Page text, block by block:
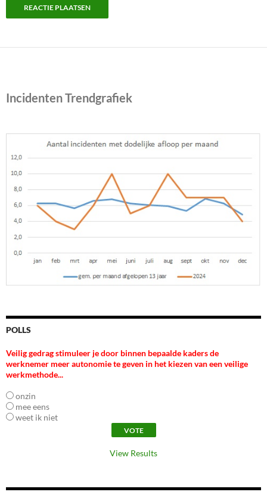
Incidenten Trendgrafiek
POLLS
Veilig gedrag stimuleer je door binnen bepaalde kaders de
werknemer meer autonomie te geven in het kiezen van een veilige
werkmethode...
onzin
mee eens
weet ik niet
View Results